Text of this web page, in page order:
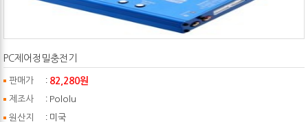
PC제어정밀충전기
판매가 : 82,280원
제조사 : Pololu
원산지 : 미국